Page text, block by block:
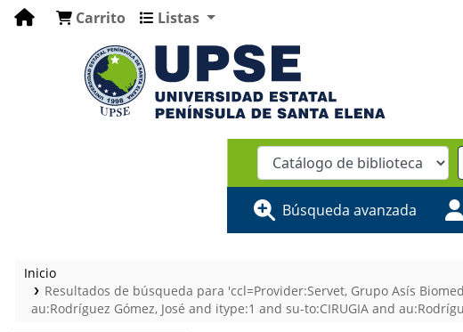
Carrito Listas
Búsqueda avanzada
Inicio
Resultados de búsqueda para 'ccl=Provider:Servet, Grupo Asís
au:Rodríguez Gómez, José and itype:1 and su-to:CIRUGIA and